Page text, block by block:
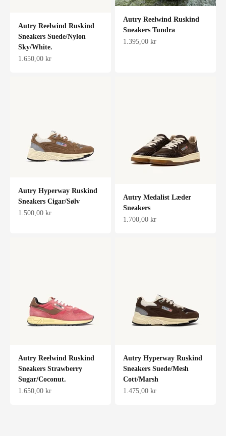
Autry Reelwind Ruskind
Sneakers Suede/Nylon
Sky/White.
Salgspris
1.650,00 kr
Autry Reelwind Ruskind
Sneakers Tundra
Salgspris
1.395,00 kr
Autry Hyperway Ruskind
Sneakers Cigar/Sølv
Salgspris
1.500,00 kr
Autry Medalist Læder
Sneakers
Salgspris
1.700,00 kr
Autry Reelwind Ruskind
Sneakers Strawberry
Sugar/Coconut.
Salgspris
1.650,00 kr
Autry Hyperway Ruskind
Sneakers Suede/Mesh
Cott/Marsh
Salgspris
1.475,00 kr